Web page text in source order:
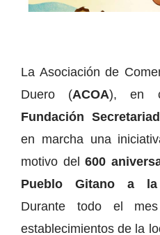
La Asociación de
Duero (ACOA), en
Fundación
en marcha una
motivo del600
Pueblo Gitano a la
Durante todo el
establecimientos de la